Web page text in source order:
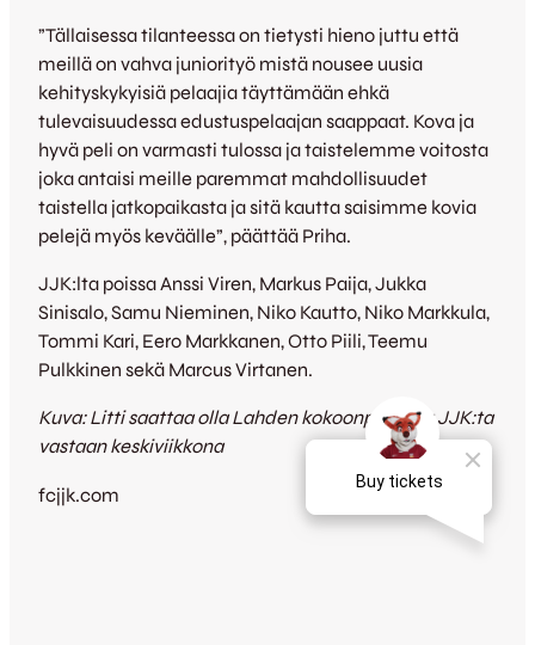
”Tällaisessa tilanteessa on tietysti hieno juttu että
meillä on vahva juniorityö mistä nousee uusia
kehityskykyisiä pelaajia täyttämään ehkä
tulevaisuudessa edustuspelaajan saappaat. Kova ja
hyvä peli on varmasti tulossa ja taistelemme voitosta
joka antaisi meille paremmat mahdollisuudet
taistella jatkopaikasta ja sitä kautta saisimme kovia
pelejä myös keväälle”, päättää Priha.
JJK:lta poissa Anssi Viren, Markus Paija, Jukka
Sinisalo, Samu Nieminen, Niko Kautto, Niko Markkula,
Tommi Kari, Eero Markkanen, Otto Piili, Teemu
Pulkkinen sekä Marcus Virtanen.
Kuva: Litti saattaa olla Lahden kokoonpanossa JJK:ta
vastaan keskiviikkona
fcjjk.com